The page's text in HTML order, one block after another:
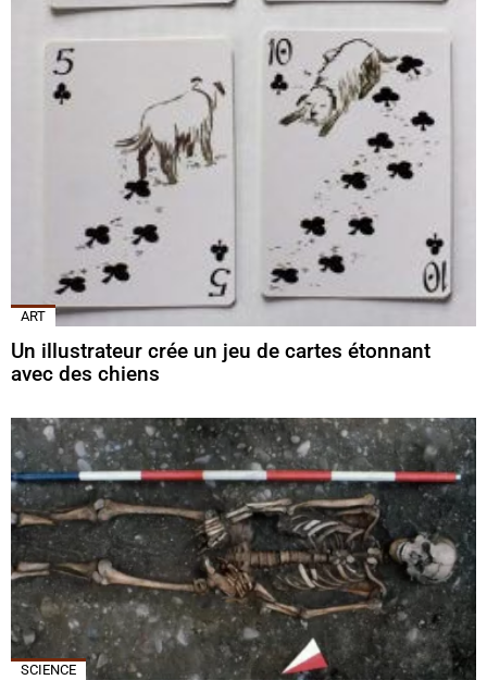
ART
Un illustrateur crée un jeu de cartes étonnant
avec des chiens
SCIENCE